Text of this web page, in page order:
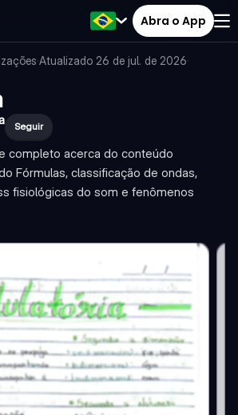
Abra o App
·Atualizado 26 de jul. de 2026·
Seguir
completo acerca do conteúdo
Fórmulas, classificação de ondas,
fisiológicas do som e fenômenos